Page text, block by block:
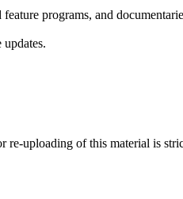
programs, and
uploading of this material is